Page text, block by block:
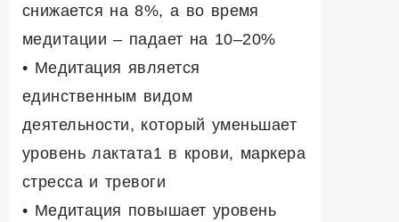
снижается на 8%, а во время
медитации – падает на 10–20%
• Медитация является
единственным видом
деятельности, который уменьшает
уровень лактата1 в крови, маркера
стресса и тревоги
• Медитация повышает уровень